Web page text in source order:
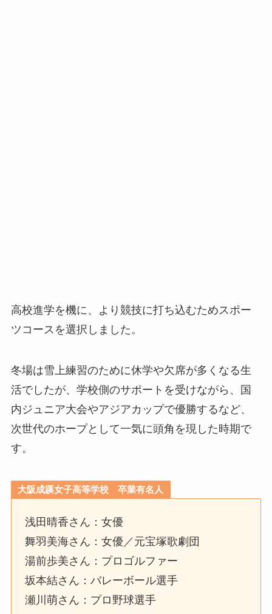
高校進学を機に、より競技に打ち込むためスポー
ツコースを選択しました。
冬場は雪上練習のために休学や欠席が多くなる生
活でしたが、学校側のサポートを受けながら、国
内ジュニア大会やアジアカップで優勝するなど、
次世代のホープとして一気に頭角を現した時期で
す。
大阪成蹊女子高等学校 卒業有名人
浅田晴香さん：女優
舞羽美海さん：女優／元宝塚歌劇団
湯前歩美さん：プロゴルファー
坂本結さん：バレーボール選手
瀬川萌さん：プロ野球選手